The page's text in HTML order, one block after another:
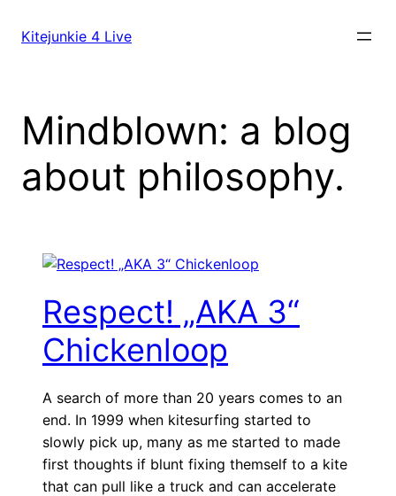
zumKitejunkie 4 Live
Mindblown: a blog
about philosophy.
Respect! „AKA 3“
Chickenloop
A search of more than 20 years comes to an
end. In 1999 when kitesurfing started to
slowly pick up, many as me started to made
first thoughts if blunt fixing themself to a kite
that can pull like a truck and can accelerate